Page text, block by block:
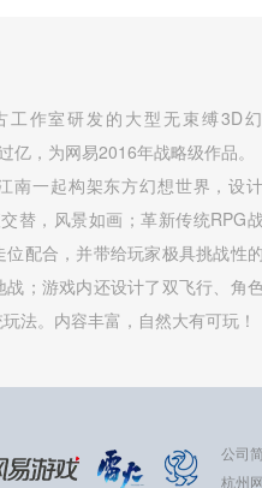
工作室研发的大型无束缚3D
亿，为网易2016年战略级作品。
南一起构架东方幻想世界，设
替，风景如画；革新传统RPG
配合，并带给玩家极具挑战性
；游戏内还设计了双飞行、角
法。内容丰富，自然大有可玩！
公司
杭州